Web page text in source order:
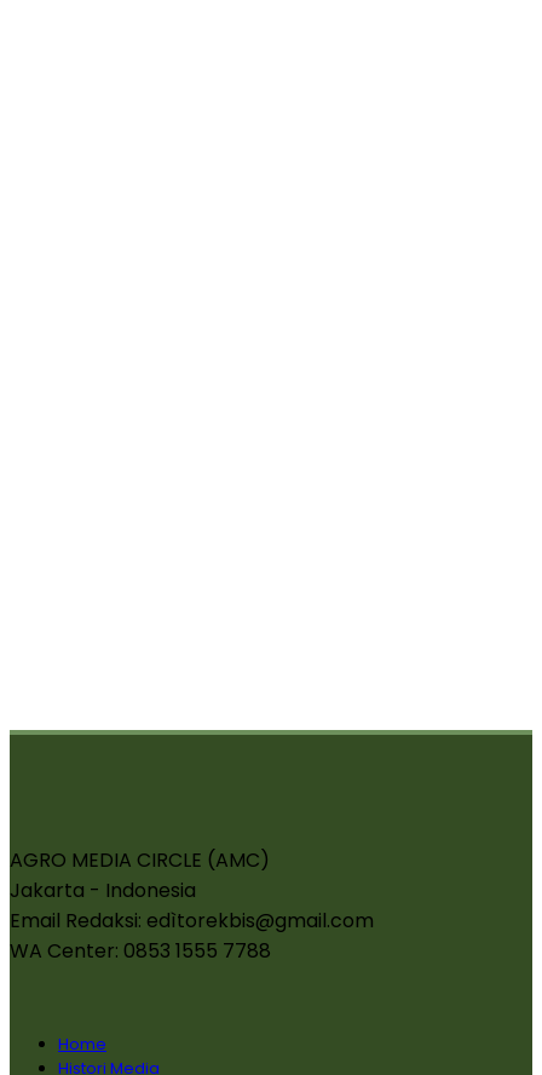
AGRO MEDIA CIRCLE (AMC)
Jakarta - Indonesia
Email Redaksi: edìtorekbis@gmail.com
WA Center: 0853 1555 7788
Home
Histori Media